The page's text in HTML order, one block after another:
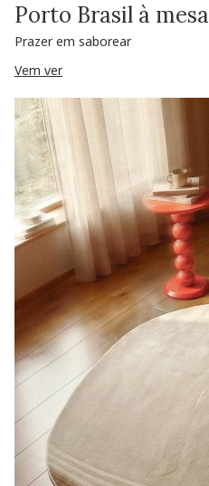
Porto Brasil à mesa
Prazer em saborear
Vem ver